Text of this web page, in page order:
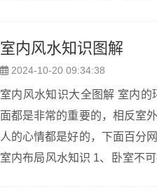
室内风水知识图解
2024-10-20 09:34:38
室内风水知识大全图解 室内
面都是非常的重要的，相反室
人的心情都是好的，下面百分
室内布局风水知识 1、卧室不